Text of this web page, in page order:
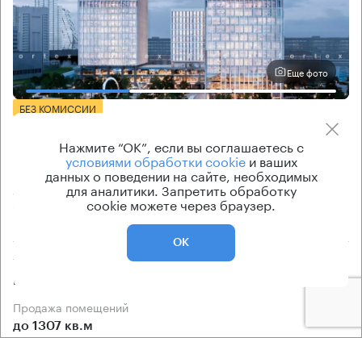
Еще фото
БЕЗ КОМИССИИ
STONE Калужская
Москва, Старокалужское шоссе, 64
Зюзино → 3.1 км ~ 31 мин
Бизнес-центр
Класс бизнес-центра
Продажа помещений
до 1307 кв.м
Нажмите “ОК”, если вы соглашаетесь с
условиями обработки cookieи ваших
данных о поведении на сайте, необходимых
для аналитики. Запретить обработку
cookie можете через браузер.
ОК